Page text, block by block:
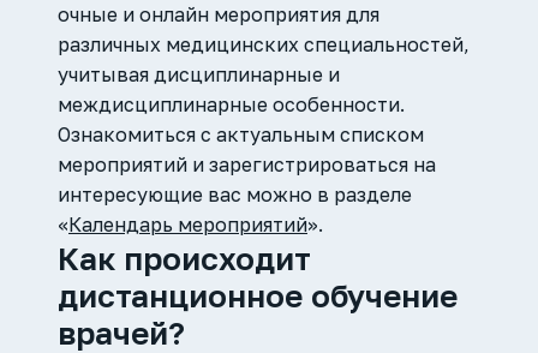
очные и онлайн мероприятия для
различных медицинских специальностей,
учитывая дисциплинарные и
междисциплинарные особенности.
Ознакомиться с актуальным списком
мероприятий и зарегистрироваться на
интересующие вас можно в разделе
«Календарь мероприятий».
Как происходит
дистанционное обучение
врачей?